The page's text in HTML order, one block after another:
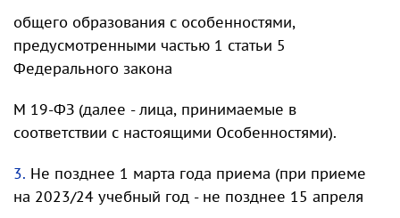
общего образования с особенностями,
предусмотренными частью 1 статьи 5
Федерального закона
М 19-ФЗ (далее - лица, принимаемые в
соответствии с настоящими Особенностями).
3. Не позднее 1 марта года приема (при приеме
на 2023/24 учебный год - не позднее 15 апреля